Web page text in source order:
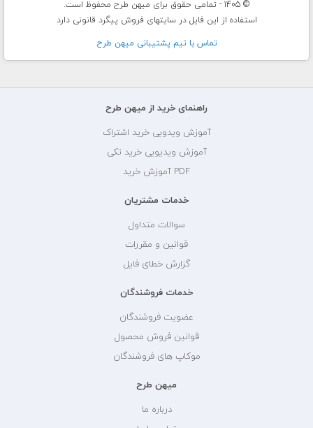
© 1405 - تمامی حقوق برای میهن طرح محفوظ است.
استفاده از این فایل در سایتهای فروش پیگرد قانونی دارد
تماس با تيم پشتيبانی ميهن طرح
راهنمای خرید از میهن طرح
آموزش ویدویی خرید اشتراک
آموزش ویدیویی خرید تکی
PDF آموزش خرید
خدمات مشتریان
سوالات متداول
قوانین و مقررات
گزارش خطای فایل
خدمات فروشندگان
عضویت فروشندگان
قوانین فروش محصول
موکاپ های فروشندگان
میهن طرح
درباره ما